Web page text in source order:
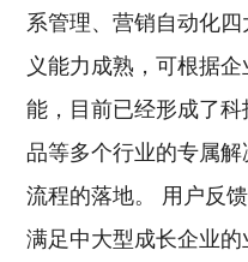
系管理、营销自动化
义能力成熟，可根据
能，目前已经形成了
品等多个行业的专属
流程的落地。 用户反
满足中大型成长企业